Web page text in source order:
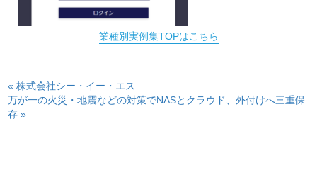
業種別実例集TOPはこちら
« 株式会社シー・イー・エス
万が一の火災・地震などの対策でNASとクラウド、外付けへ三重保
存 »